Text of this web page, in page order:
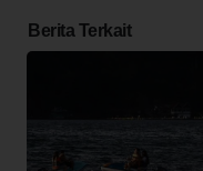
Berita Terkait